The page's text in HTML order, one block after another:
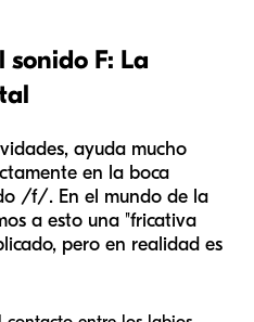
F: La
ayuda mucho
en la boca
/f/. En el mundo de la
a esto una "fricativa
pero en realidad es